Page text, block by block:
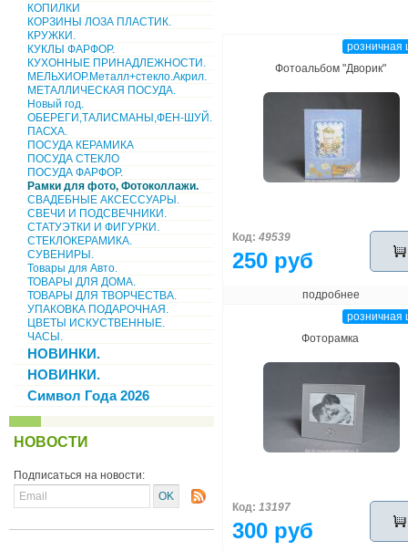
КОПИЛКИ
КОРЗИНЫ ЛОЗА ПЛАСТИК.
КРУЖКИ.
КУКЛЫ ФАРФОР.
КУХОННЫЕ ПРИНАДЛЕЖНОСТИ.
МЕЛЬХИОР.Металл+стекло.Акрил.
МЕТАЛЛИЧЕСКАЯ ПОСУДА.
Новый год.
ОБЕРЕГИ,ТАЛИСМАНЫ,ФЕН-ШУЙ.
ПАСХА.
ПОСУДА КЕРАМИКА
ПОСУДА СТЕКЛО
ПОСУДА ФАРФОР.
Рамки для фото, Фотоколлажи.
СВАДЕБНЫЕ АКСЕССУАРЫ.
СВЕЧИ И ПОДСВЕЧНИКИ.
СТАТУЭТКИ И ФИГУРКИ.
СТЕКЛОКЕРАМИКА.
СУВЕНИРЫ.
Товары для Авто.
ТОВАРЫ ДЛЯ ДОМА.
ТОВАРЫ ДЛЯ ТВОРЧЕСТВА.
УПАКОВКА ПОДАРОЧНАЯ.
ЦВЕТЫ ИСКУСТВЕННЫЕ.
ЧАСЫ.
НОВИНКИ.
НОВИНКИ.
Символ Года 2026
НОВОСТИ
Подписаться на новости:
розничная
Фотоальбом "Дворик"
Код: 49539
250 руб
подробнее
розничная
Фоторамка
Код: 13197
300 руб